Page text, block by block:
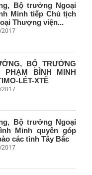
Bộ trưởng Ngoại
Minh tiếp Chủ tịch
Thượng viện...
BỘ TRƯỞNG
PHẠM BÌNH MINH
LÉT-XTÊ
Bộ trưởng Ngoại
Minh quyên góp
các tỉnh Tây Bắc